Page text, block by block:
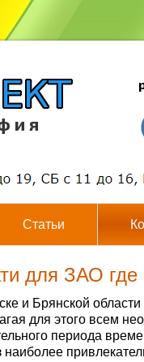
и я
Статьи
для ЗАО где
и Брянской
для этого всем
периода
наиболее